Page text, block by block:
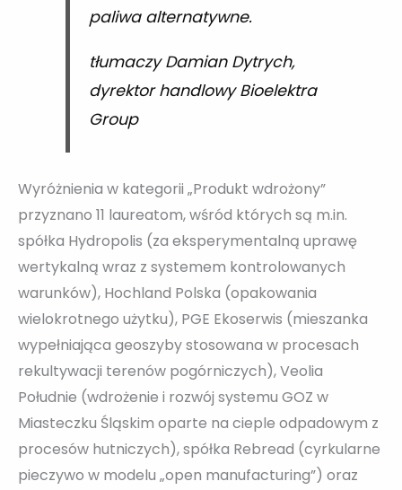
paliwa alternatywne.
tłumaczy Damian Dytrych,
dyrektor handlowy Bioelektra
Group
Wyróżnienia w kategorii „Produkt wdrożony”
przyznano 11 laureatom, wśród których są m.in.
spółka Hydropolis (za eksperymentalną uprawę
wertykalną wraz z systemem kontrolowanych
warunków), Hochland Polska (opakowania
wielokrotnego użytku), PGE Ekoserwis (mieszanka
wypełniająca geoszyby stosowana w procesach
rekultywacji terenów pogórniczych), Veolia
Południe (wdrożenie i rozwój systemu GOZ w
Miasteczku Śląskim oparte na cieple odpadowym z
procesów hutniczych), spółka Rebread (cyrkularne
pieczywo w modelu „open manufacturing”) oraz